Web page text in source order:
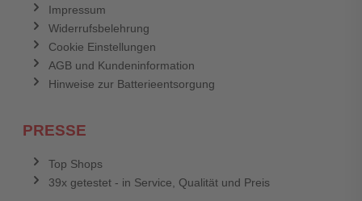
Impressum
Widerrufsbelehrung
Cookie Einstellungen
AGB und Kundeninformation
Hinweise zur Batterieentsorgung
PRESSE
Top Shops
39x getestet - in Service, Qualität und Preis